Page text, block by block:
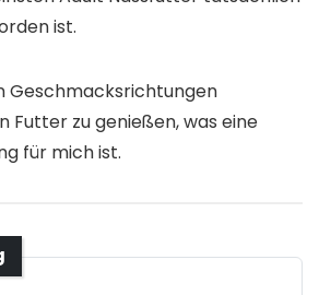
ist.
Geschmacksrichtungen
Futter zu genießen, was eine
für mich ist.